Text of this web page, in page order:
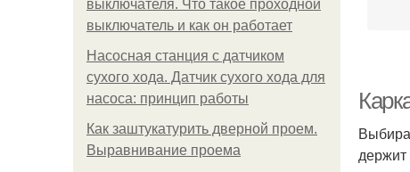
выключателя. Что такое проходной
выключатель и как он работает
Насосная станция с датчиком
сухого хода. Датчик сухого хода для
насоса: принцип работы
Как заштукатурить дверной проем.
Выравнивание проема
держит